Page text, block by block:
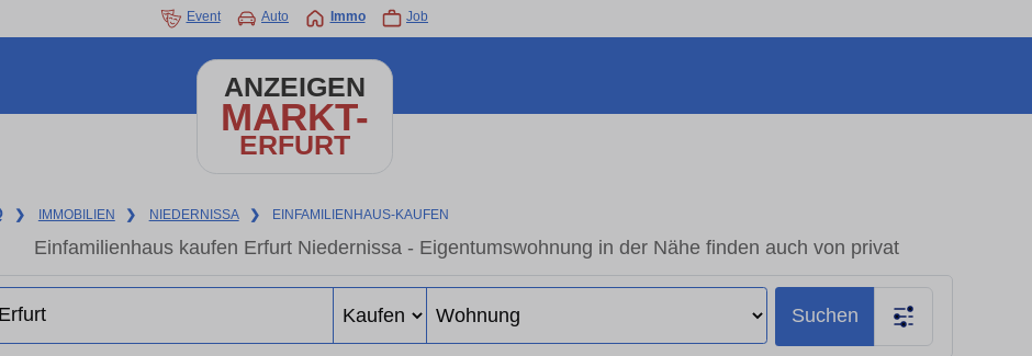
Event Auto Immo Job
ANZEIGEN
MARKT-
ERFURT
❯ IMMOBILIEN ❯ NIEDERNISSA ❯ EINFAMILIENHAUS-KAUFEN
Einfamilienhaus kaufen Erfurt Niedernissa - Eigentumswohnung in der Nähe finden auch von privat
Suchen